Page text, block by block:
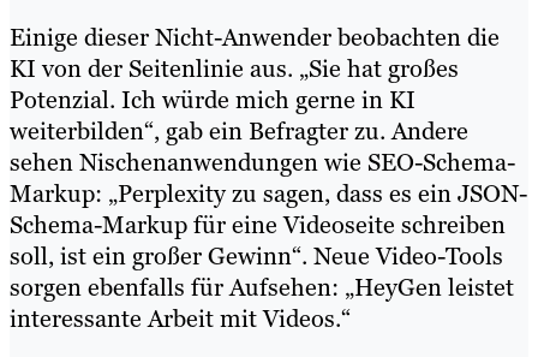
Einige dieser Nicht-Anwender beobachten die
KI von der Seitenlinie aus. „Sie hat großes
Potenzial. Ich würde mich gerne in KI
weiterbilden“, gab ein Befragter zu. Andere
sehen Nischenanwendungen wie SEO-Schema-
Markup: „Perplexity zu sagen, dass es ein JSON-
Schema-Markup für eine Videoseite schreiben
soll, ist ein großer Gewinn“. Neue Video-Tools
sorgen ebenfalls für Aufsehen: „HeyGen leistet
interessante Arbeit mit Videos.“